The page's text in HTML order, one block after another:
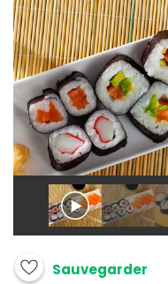
Sauvegarder